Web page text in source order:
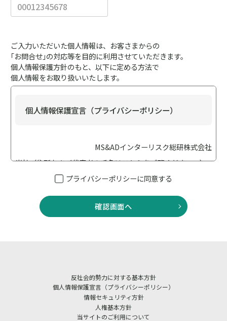
ご入力いただいた個人情報は、お客さまからの
｢お問合せ｣の対応等を目的に利用させていただきます。
個人情報保護方針のもと、以下に定める方法で
個人情報をお取り扱いいたします。
個人情報保護宣言（プライバシーポリシー）
MS&ADインターリスク総研株式会社
当社（住所および代表者の氏名はこちらをご覧ください。）
は、個人情報保護の重要性に鑑み、「個人情報保護に関する
における特定の個人を識別するための番号の利用等に関する
法律（以下「番号法」といいます）」、その他の法令・ガイ
ます。 また、当社における個人情報の取扱いおよび安全管理
に係る適切な措置については、適宜見直しを行い、改善いた
プライバシーポリシーに同意する
確認画面へ
反社会的勢力に対する基本方針
個人情報保護宣言（プライバシーポリシー）
情報セキュリティ方針
人権基本方針
当サイトのご利用について